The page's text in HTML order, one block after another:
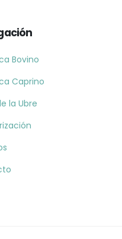
Bovino
Caprino
la Ubre